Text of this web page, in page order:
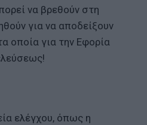
να βρεθούν στη
για να αποδείξουν
οποία για την Εφορία
ελέγχου, όπως η